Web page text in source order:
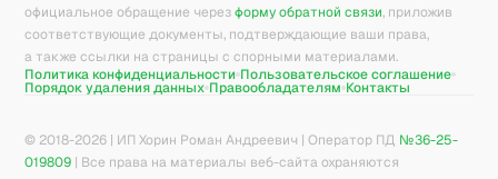
официальное обращение через форму обратной связи, приложив
соответствующие документы, подтверждающие ваши права,
а также ссылки на страницы с спорными материалами.
Политика конфиденциальности Пользовательское соглашение
Порядок удаления данных Правообладателям Контакты
© 2018-2026 | ИП Хорин Роман Андреевич | Оператор ПД №36-25-
019809 | Все права на материалы веб-сайта охраняются